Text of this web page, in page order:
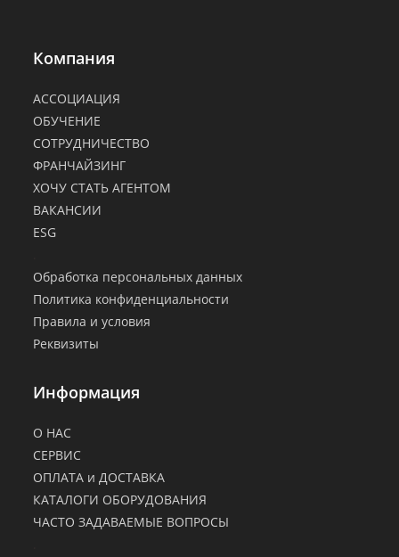
Компания
АССОЦИАЦИЯ
ОБУЧЕНИЕ
СОТРУДНИЧЕСТВО
ФРАНЧАЙЗИНГ
ХОЧУ СТАТЬ АГЕНТОМ
ВАКАНСИИ
ESG
Обработка персональных данных
Политика конфиденциальности
Правила и условия
Реквизиты
Информация
О НАС
СЕРВИС
ОПЛАТА и ДОСТАВКА
КАТАЛОГИ ОБОРУДОВАНИЯ
ЧАСТО ЗАДАВАЕМЫЕ ВОПРОСЫ